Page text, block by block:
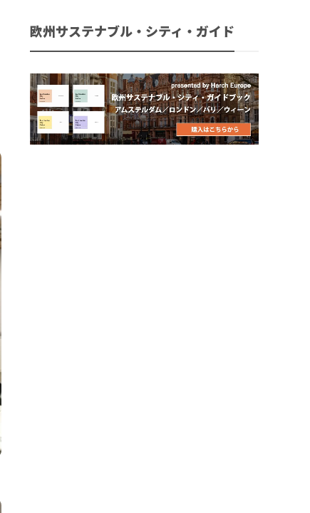
欧州サステナブル・シティ・ガイド